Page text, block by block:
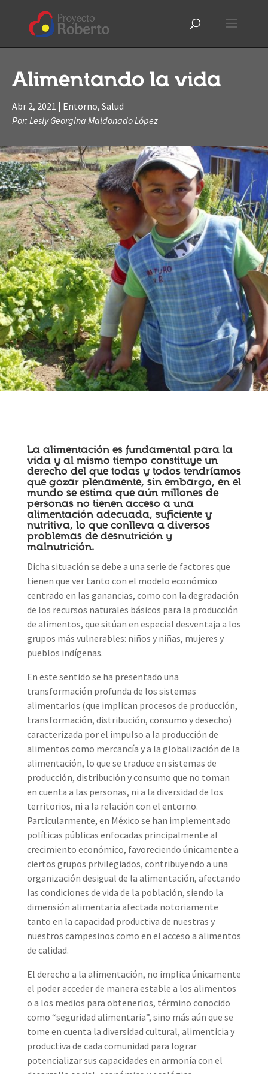
Alimentando la vida
Abr 2, 2021 | Entorno, Salud
Por: Lesly Georgina Maldonado López
La alimentación es fundamental para la
vida y al mismo tiempo constituye un
derecho del que todas y todos tendríamos
que gozar plenamente, sin embargo, en el
mundo se estima que aún millones de
personas no tienen acceso a una
alimentación adecuada, suficiente y
nutritiva, lo que conlleva a diversos
problemas de desnutrición y
malnutrición.
Dicha situación se debe a una serie de factores que
tienen que ver tanto con el modelo económico
centrado en las ganancias, como con la degradación
de los recursos naturales básicos para la producción
de alimentos, que sitúan en especial desventaja a los
grupos más vulnerables: niños y niñas, mujeres y
pueblos indígenas.
En este sentido se ha presentado una
transformación profunda de los sistemas
alimentarios (que implican procesos de producción,
transformación, distribución, consumo y desecho)
caracterizada por el impulso a la producción de
alimentos como mercancía y a la globalización de la
alimentación, lo que se traduce en sistemas de
producción, distribución y consumo que no toman
en cuenta a las personas, ni a la diversidad de los
territorios, ni a la relación con el entorno.
Particularmente, en México se han implementado
políticas públicas enfocadas principalmente al
crecimiento económico, favoreciendo únicamente a
ciertos grupos privilegiados, contribuyendo a una
organización desigual de la alimentación, afectando
las condiciones de vida de la población, siendo la
dimensión alimentaria afectada notoriamente
tanto en la capacidad productiva de nuestras y
nuestros campesinos como en el acceso a alimentos
de calidad.
El derecho a la alimentación, no implica únicamente
el poder acceder de manera estable a los alimentos
o a los medios para obtenerlos, término conocido
como “seguridad alimentaria”, sino más aún que se
tome en cuenta la diversidad cultural, alimenticia y
productiva de cada comunidad para lograr
potencializar sus capacidades en armonía con el